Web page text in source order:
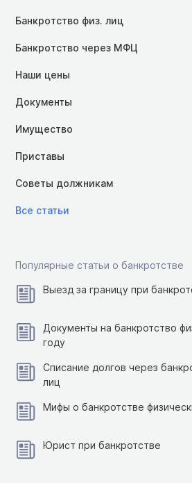
Банкротство физ. лиц
Банкротство через МФЦ
Наши цены
Документы
Имущество
Приставы
Советы должникам
Все статьи
Популярные статьи о банкротстве
Выезд за границу при
Документы на банкротство
году
Списание долгов через
лиц
Мифы о банкротстве
Юрист при банкротстве